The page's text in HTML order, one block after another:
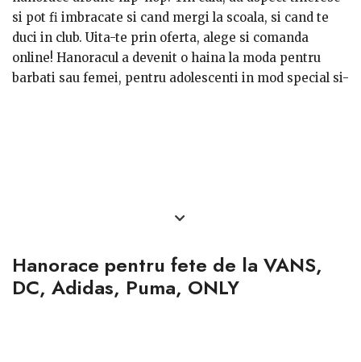
si pot fi imbracate si cand mergi la scoala, si cand te
duci in club. Uita-te prin oferta, alege si comanda
online! Hanoracul a devenit o haina la moda pentru
barbati sau femei, pentru adolescenti in mod special si-
poliesterul sau moltonul - de la
Hanorace pentru fete de la VANS,
DC, Adidas, Puma, ONLY